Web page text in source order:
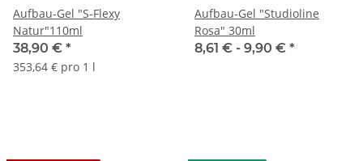
Aufbau-Gel "S-Flexy
Natur"110ml
38,90 € *
353,64 € pro 1 l
Aufbau-Gel "Studioline
Rosa" 30ml
8,61 € - 9,90 € *